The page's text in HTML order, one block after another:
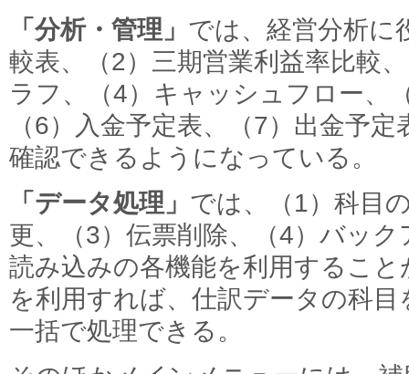
「分析・管理」 では、経営分析に
較表、（2）三期営業利益率比較
ラフ、（4）キャッシュフロー、
（6）入金予定表、（7）出金予
確認できるようになっている。
「データ処理」 では、（1）科目
更、（3）伝票削除、（4）バッ
読み込みの各機能を利用するこ
を利用すれば、仕訳データの科
一括で処理できる。